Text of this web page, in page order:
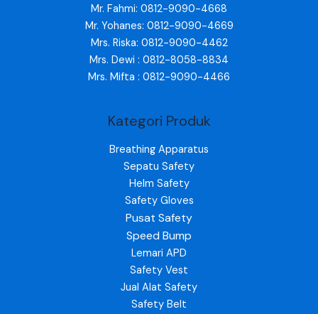
Mr. Fahmi: 0812-9090-4668
Mr. Yohanes: 0812-9090-4669
Mrs. Riska: 0812-9090-4462
Mrs. Dewi : 0812-8058-8834
Mrs. Mifta : 0812-9090-4466
Kategori Produk
Breathing Apparatus
Sepatu Safety
Helm Safety
Safety Gloves
Pusat Safety
Speed Bump
Lemari APD
Safety Vest
Jual Alat Safety
Safety Belt